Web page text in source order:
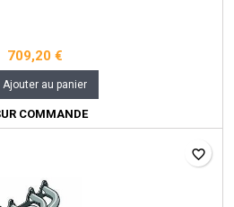
709,20 €
Ajouter au panier
COMMANDE
favorite_border